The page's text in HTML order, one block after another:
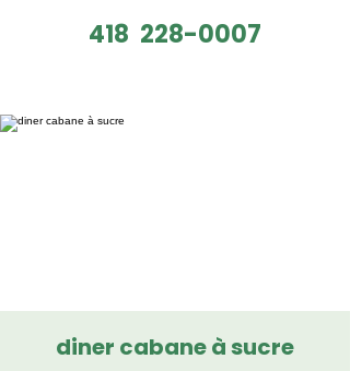
418 228-0007
diner cabane à sucre